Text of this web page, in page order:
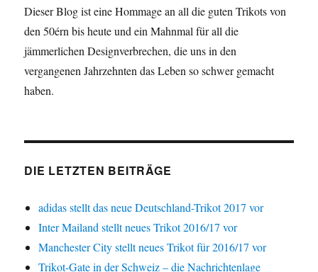
Dieser Blog ist eine Hommage an all die guten Trikots von
den 50érn bis heute und ein Mahnmal für all die
jämmerlichen Designverbrechen, die uns in den
vergangenen Jahrzehnten das Leben so schwer gemacht
haben.
DIE LETZTEN BEITRÄGE
adidas stellt das neue Deutschland-Trikot 2017 vor
Inter Mailand stellt neues Trikot 2016/17 vor
Manchester City stellt neues Trikot für 2016/17 vor
Trikot-Gate in der Schweiz – die Nachrichtenlage